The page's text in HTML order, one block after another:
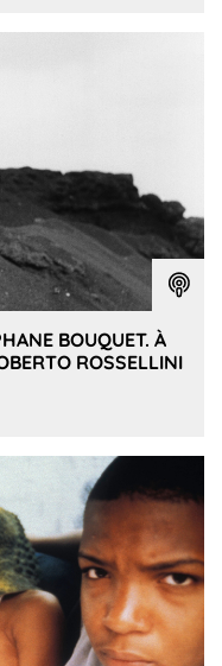
BOUQUET. À
ROSSELLINI